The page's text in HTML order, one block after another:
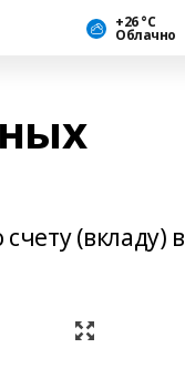
+26 °С
Облачно
(вкладу) в